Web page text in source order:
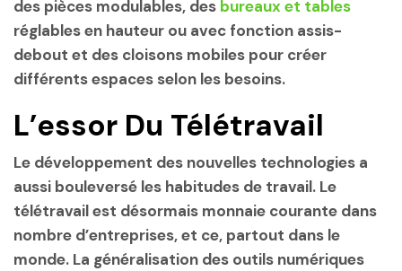
des pièces modulables, des bureaux et tables
réglables en hauteur ou avec fonction assis-
debout et des cloisons mobiles pour créer
différents espaces selon les besoins.
L’essor Du Télétravail
Le développement des nouvelles technologies a
aussi bouleversé les habitudes de travail. Le
télétravail est désormais monnaie courante dans
nombre d’entreprises, et ce, partout dans le
monde. La généralisation des outils numériques